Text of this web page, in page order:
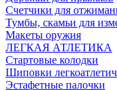
Счетчики для
Тумбы, скамьи для
Макеты оружия
ЛЕГКАЯ АТЛЕТИКА
Стартовые колодки
Шиповки
Эстафетные палочки